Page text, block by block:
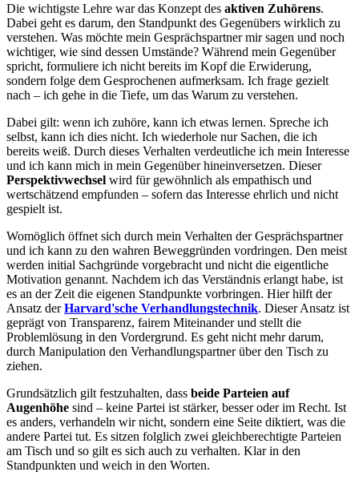
Die wichtigste Lehre war das Konzept des aktiven Zuhörens.
Dabei geht es darum, den Standpunkt des Gegenübers wirklich zu
verstehen. Was möchte mein Gesprächspartner mir sagen und noch
wichtiger, wie sind dessen Umstände? Während mein Gegenüber
spricht, formuliere ich nicht bereits im Kopf die Erwiderung,
sondern folge dem Gesprochenen aufmerksam. Ich frage gezielt
nach – ich gehe in die Tiefe, um das Warum zu verstehen.
Dabei gilt: wenn ich zuhöre, kann ich etwas lernen. Spreche ich
selbst, kann ich dies nicht. Ich wiederhole nur Sachen, die ich
bereits weiß. Durch dieses Verhalten verdeutliche ich mein Interesse
und ich kann mich in mein Gegenüber hineinversetzen. Dieser
Perspektivwechsel wird für gewöhnlich als empathisch und
wertschätzend empfunden – sofern das Interesse ehrlich und nicht
gespielt ist.
Womöglich öffnet sich durch mein Verhalten der Gesprächspartner
und ich kann zu den wahren Beweggründen vordringen. Den meist
werden initial Sachgründe vorgebracht und nicht die eigentliche
Motivation genannt. Nachdem ich das Verständnis erlangt habe, ist
es an der Zeit die eigenen Standpunkte vorbringen. Hier hilft der
Ansatz derHarvard'sche Verhandlungstechnik. Dieser Ansatz ist
geprägt von Transparenz, fairem Miteinander und stellt die
Problemlösung in den Vordergrund. Es geht nicht mehr darum,
durch Manipulation den Verhandlungspartner über den Tisch zu
ziehen.
Grundsätzlich gilt festzuhalten, dass beide Parteien auf
Augenhöhe sind – keine Partei ist stärker, besser oder im Recht. Ist
es anders, verhandeln wir nicht, sondern eine Seite diktiert, was die
andere Partei tut. Es sitzen folglich zwei gleichberechtigte Parteien
am Tisch und so gilt es sich auch zu verhalten. Klar in den
Standpunkten und weich in den Worten.